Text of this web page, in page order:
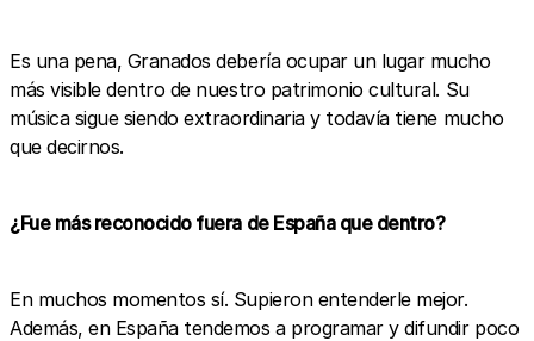
Es una pena, Granados debería ocupar un lugar mucho
más visible dentro de nuestro patrimonio cultural. Su
música sigue siendo extraordinaria y todavía tiene mucho
que decirnos.
¿Fue más reconocido fuera de España que dentro?
En muchos momentos sí. Supieron entenderle mejor.
Además, en España tendemos a programar y difundir poco